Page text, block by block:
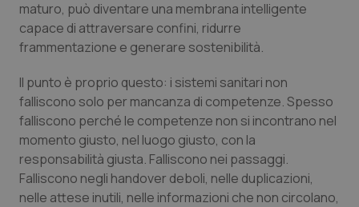
Salute orale & impianti
Sangue & coagulazione
Tiroide
Tumore al seno
Tumore ovarico
maturo, può diventare una membrana intelligente
capace di attraversare confini, ridurre
frammentazione e generare sostenibilità.
Il punto è proprio questo: i sistemi sanitari non
falliscono solo per mancanza di competenze. Spesso
falliscono perché le competenze non si incontrano nel
momento giusto, nel luogo giusto, con la
responsabilità giusta. Falliscono nei passaggi.
Falliscono negli handover deboli, nelle duplicazioni,
nelle attese inutili, nelle informazioni che non circolano,